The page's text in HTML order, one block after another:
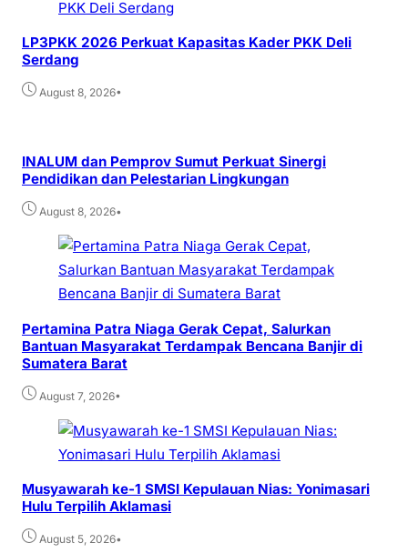
LP3PKK 2026 Perkuat Kapasitas Kader PKK Deli
Serdang
August 8, 2026•
INALUM dan Pemprov Sumut Perkuat Sinergi
Pendidikan dan Pelestarian Lingkungan
August 8, 2026•
Pertamina Patra Niaga Gerak Cepat, Salurkan
Bantuan Masyarakat Terdampak Bencana Banjir di
Sumatera Barat
August 7, 2026•
Musyawarah ke-1 SMSI Kepulauan Nias: Yonimasari
Hulu Terpilih Aklamasi
August 5, 2026•